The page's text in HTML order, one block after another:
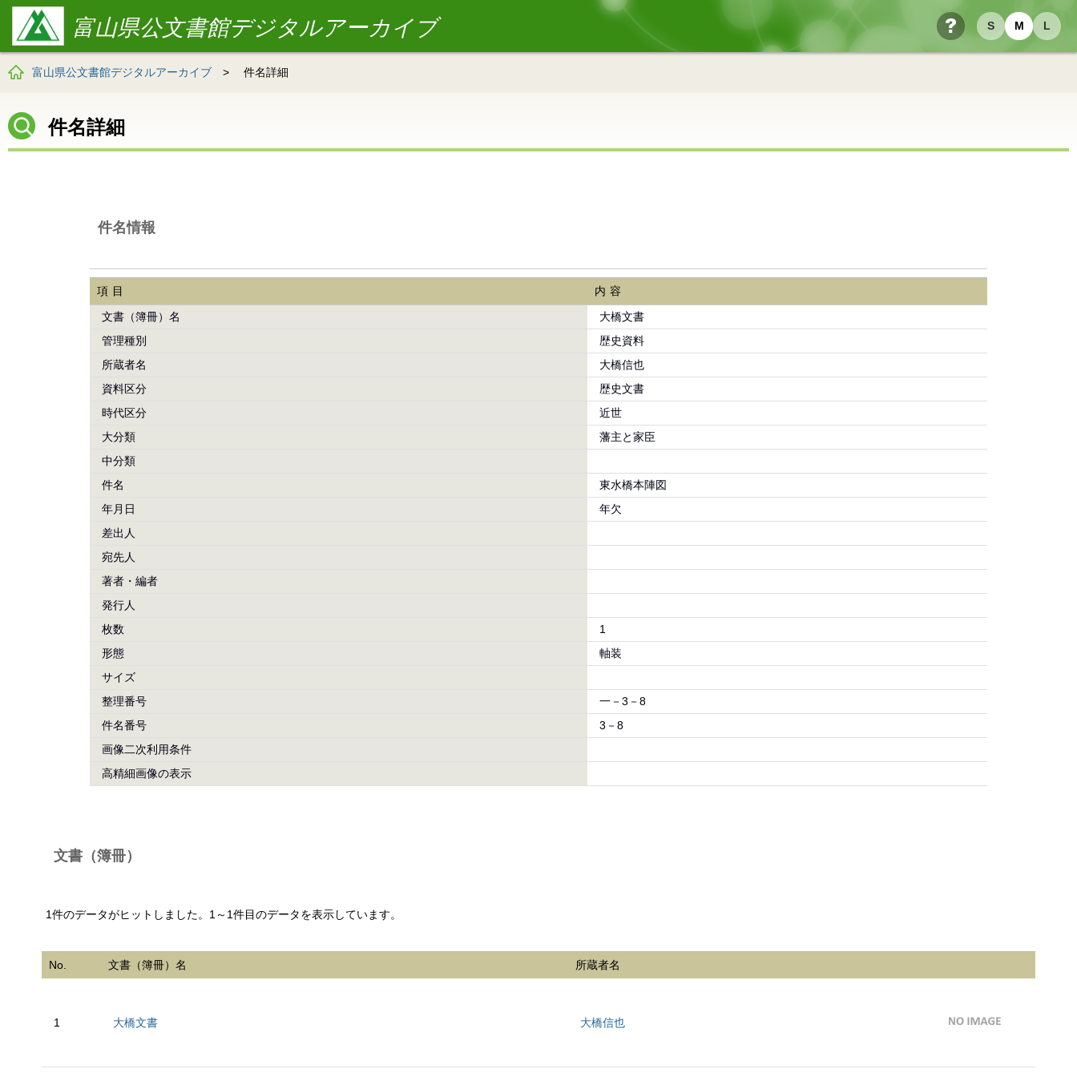
S M L
ヘルプ
富山県公文書館デジタルアーカイブ
富山県公文書館デジタルアーカイブ > 件名詳細
件名詳細
件名情報
項目
内容
文書（簿冊）名
大橋文書
管理種別
歴史資料
所蔵者名
大橋信也
資料区分
歴史文書
時代区分
近世
大分類
藩主と家臣
中分類
件名
東水橋本陣図
年月日
年欠
差出人
宛先人
著者・編者
発行人
枚数
1
形態
軸装
サイズ
整理番号
一－3－8
件名番号
3－8
画像二次利用条件
高精細画像の表示
文書（簿冊）
1件のデータがヒットしました。1～1件目のデータを表示しています。
No. 文書（簿冊）名 所蔵者名
1 大橋文書 大橋信也